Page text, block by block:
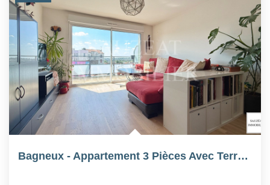
Bagneux - Appartement 3 Pièces Avec Terrasse De 14m² -...